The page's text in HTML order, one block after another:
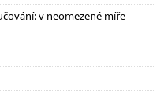
v neomezené míře